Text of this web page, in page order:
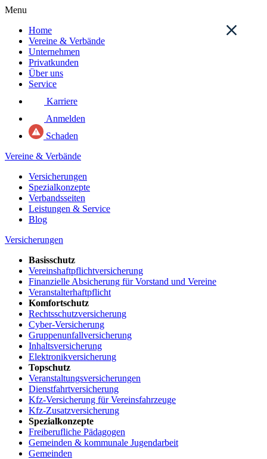
Menu
Home
Vereine & Verbände
Unternehmen
Privatkunden
Über uns
Service
Karriere
Anmelden
Schaden
Vereine & Verbände
Versicherungen
Spezialkonzepte
Verbandsseiten
Leistungen & Service
Blog
Versicherungen
Basisschutz
Vereinshaftpflichtversicherung
Finanzielle Absicherung für Vorstand und Vereine
Veranstalterhaftpflicht
Komfortschutz
Rechtsschutzversicherung
Cyber-Versicherung
Gruppenunfallversicherung
Inhaltsversicherung
Elektronikversicherung
Topschutz
Veranstaltungsversicherungen
Dienstfahrtversicherung
Kfz-Versicherung für Vereinsfahrzeuge
Kfz-Zusatzversicherung
Spezialkonzepte
Freiberufliche Pädagogen
Gemeinden & kommunale Jugendarbeit
Gemeinden